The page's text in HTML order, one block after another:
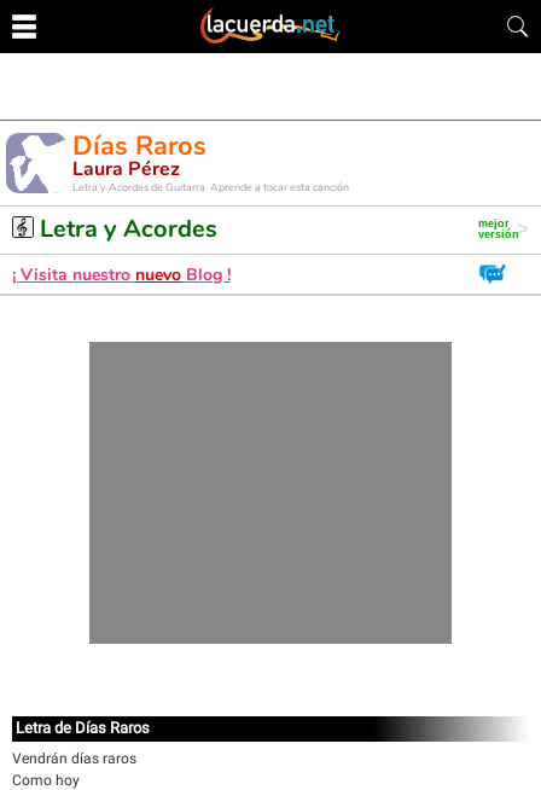
Días Raros
Laura Pérez
Letra y Acordes de Guitarra. Aprende a tocar esta canción
Letra y Acordes
¡ Visita nuestro nuevo Blog !
Letra de Días Raros
Vendrán días raros
Como hoy